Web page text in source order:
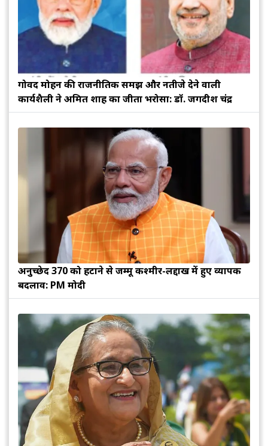
गोविंद मोहन की राजनीतिक समझ और नतीजे देने वाली
कार्यशैली ने अमित शाह का जीता भरोसा: डॉ. जगदीश चंद्र
अनुच्छेद 370 को हटाने से जम्मू कश्मीर-लद्दाख में हुए व्यापक
बदलाव: PM मोदी